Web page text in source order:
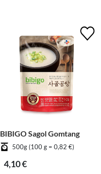
BIBIGO Sagol Gomtang
500g (100 g = 0,82 €)
4,10 €